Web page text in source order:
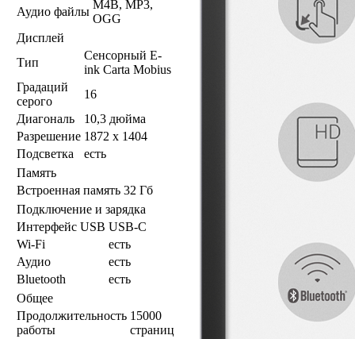
Аудио файлы
M4B, MP3,
OGG
Дисплей
Тип
Сенсорный E-
ink Carta Mobius
Градаций
серого
16
Диагональ
10,3 дюйма
Разрешение 1872 х 1404
Подсветка
есть
Память
Встроенная память 32 Гб
Подключение и зарядка
Интерфейс USB USB-C
Wi-Fi
есть
Аудио
есть
Bluetooth
есть
Общее
Продолжительность
работы
15000
страниц